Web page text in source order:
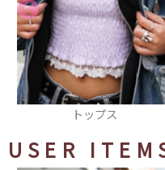
缶バッヂ
USER